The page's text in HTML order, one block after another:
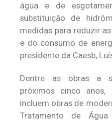
água e de
substituição de
medidas para reduzir
e do consumo de
presidente da Caesb,
Dentre as obras a
próximos cinco anos,
incluem obras de
Tratamento de